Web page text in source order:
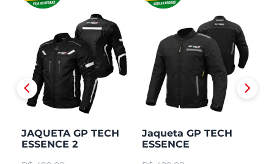
JAQUETA GP TECH
ESSENCE 2
Jaqueta GP TECH
ESSENCE